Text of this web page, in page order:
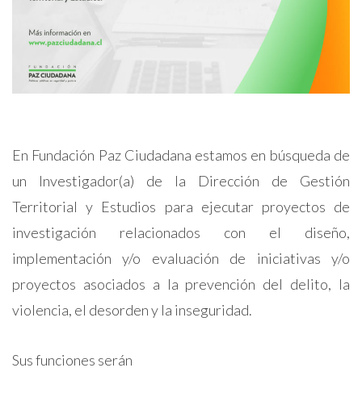
En Fundación Paz Ciudadana estamos en búsqueda de
un Investigador(a) de la Dirección de Gestión
Territorial y Estudios para ejecutar proyectos de
investigación relacionados con el diseño,
implementación y/o evaluación de iniciativas y/o
proyectos asociados a la prevención del delito, la
violencia, el desorden y la inseguridad.
Sus funciones serán